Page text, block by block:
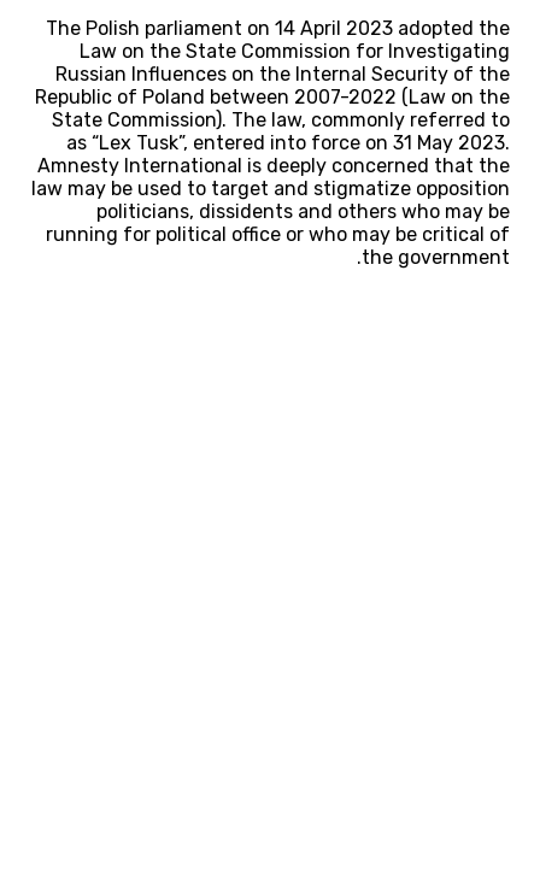
The Polish parliament on 14 April 2023 adopted the
Law on the State Commission for Investigating
Russian Influences on the Internal Security of the
Republic of Poland between 2007-2022 (Law on the
State Commission). The law, commonly referred to
as “Lex Tusk”, entered into force on 31 May 2023.
Amnesty International is deeply concerned that the
law may be used to target and stigmatize opposition
politicians, dissidents and others who may be
running for political office or who may be critical of
the government.